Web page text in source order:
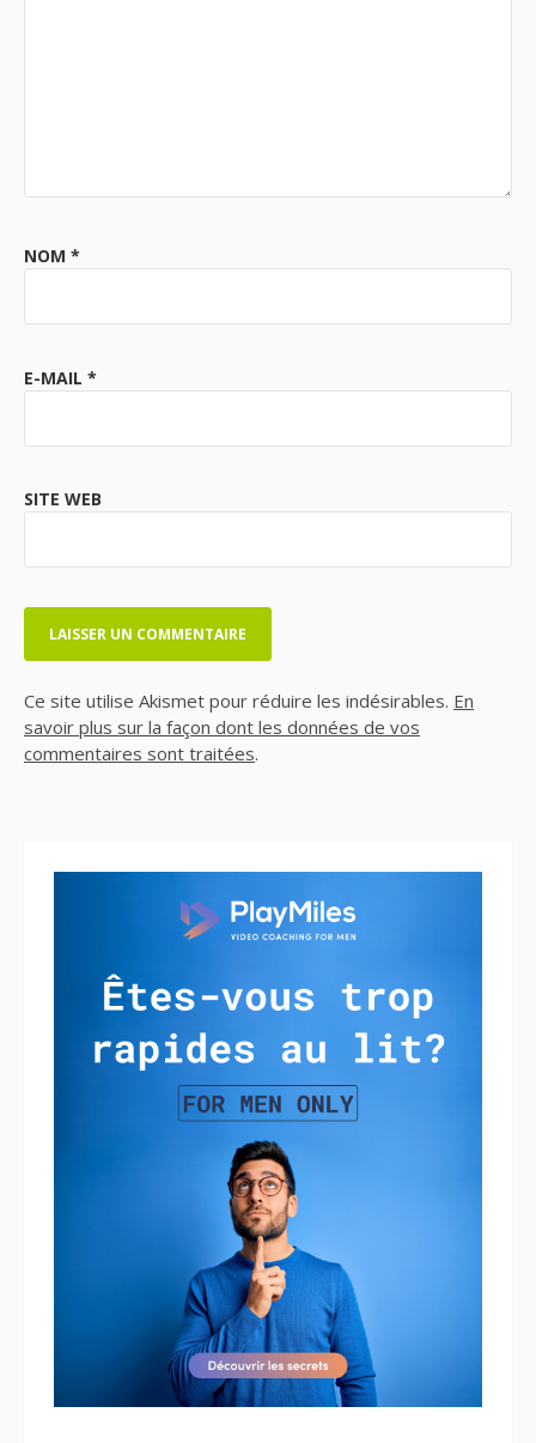
NOM *
E-MAIL *
SITE WEB
Ce site utilise Akismet pour réduire les indésirables. En
savoir plus sur la façon dont les données de vos
commentaires sont traitées.